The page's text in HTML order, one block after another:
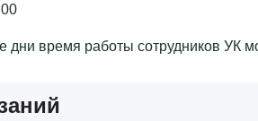
дни время работы сотрудников УК